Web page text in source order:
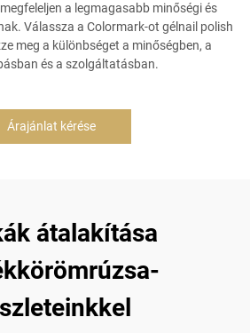
a legmagasabb minőségi és
Válassza a Colormark-ot gélnail polish
meg a különbséget a minőségben, a
és a szolgáltatásban.
Árajánlat kérése
átalakítása